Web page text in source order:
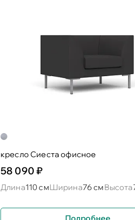
кресло Сиеста офисное
58 090 ₽
Длина110 смШирина76 смВысота
Подробнее